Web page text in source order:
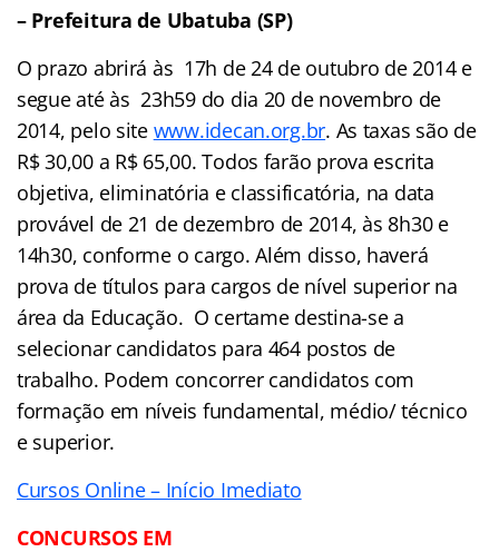
– Prefeitura de Ubatuba (SP)
O prazo abrirá às 17h de 24 de outubro de 2014 e
segue até às 23h59 do dia 20 de novembro de
2014, pelo site www.idecan.org.br. As taxas são de
R$ 30,00 a R$ 65,00. Todos farão prova escrita
objetiva, eliminatória e classificatória, na data
provável de 21 de dezembro de 2014, às 8h30 e
14h30, conforme o cargo. Além disso, haverá
prova de títulos para cargos de nível superior na
área da Educação. O certame destina-se a
selecionar candidatos para 464 postos de
trabalho. Podem concorrer candidatos com
formação em níveis fundamental, médio/ técnico
e superior.
Cursos Online – Início Imediato
CONCURSOS EM